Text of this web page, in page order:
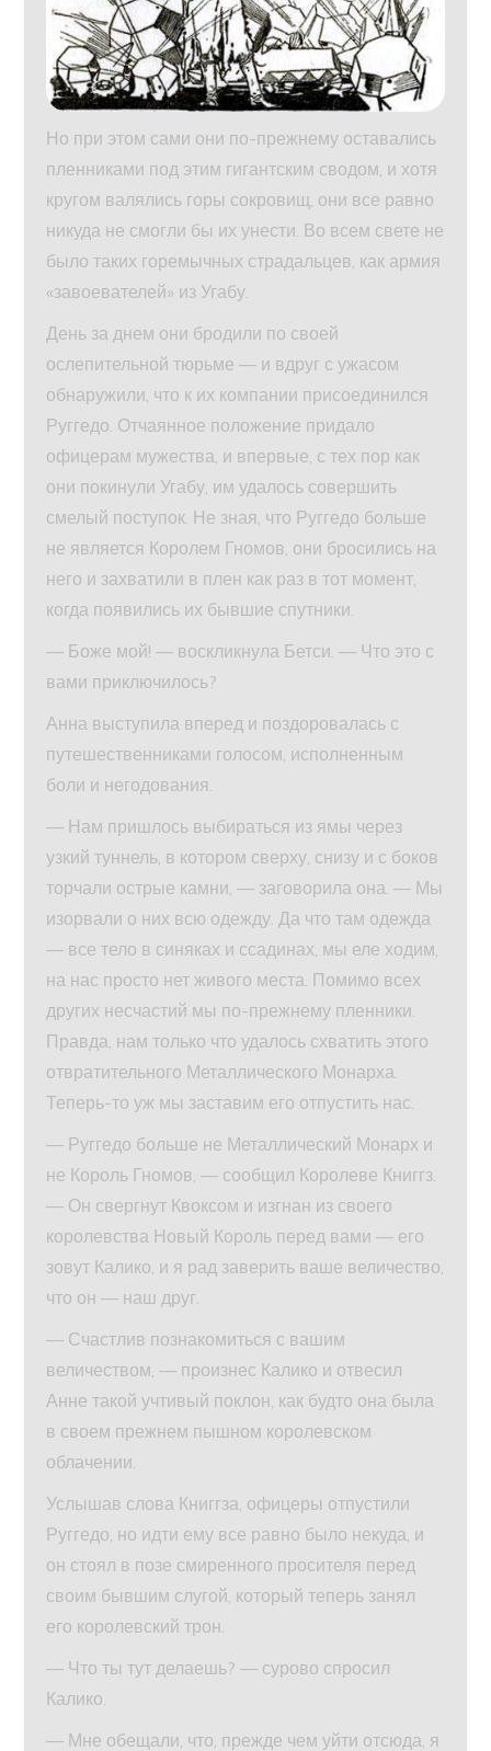
Но при этом сами они по-прежнему оставались
пленниками под этим гигантским сводом, и хотя
кругом валялись горы сокровищ, они все равно
никуда не смогли бы их унести. Во всем свете не
было таких горемычных страдальцев, как армия
«завоевателей» из Угабу.
День за днем они бродили по своей
ослепительной тюрьме — и вдруг с ужасом
обнаружили, что к их компании присоединился
Руггедо. Отчаянное положение придало
офицерам мужества, и впервые, с тех пор как
они покинули Угабу, им удалось совершить
смелый поступок. Не зная, что Руггедо больше
не является Королем Гномов, они бросились на
него и захватили в плен как раз в тот момент,
когда появились их бывшие спутники.
— Боже мой! — воскликнула Бетси. — Что это с
вами приключилось?
Анна выступила вперед и поздоровалась с
путешественниками голосом, исполненным
боли и негодования.
— Нам пришлось выбираться из ямы через
узкий туннель, в котором сверху, снизу и с боков
торчали острые камни, — заговорила она. — Мы
изорвали о них всю одежду. Да что там одежда
— все тело в синяках и ссадинах, мы еле ходим,
на нас просто нет живого места. Помимо всех
других несчастий мы по-прежнему пленники.
Правда, нам только что удалось схватить этого
отвратительного Металлического Монарха.
Теперь-то уж мы заставим его отпустить нас.
— Руггедо больше не Металлический Монарх и
не Король Гномов, — сообщил Королеве Книггз.
— Он свергнут Квоксом и изгнан из своего
королевства Новый Король перед вами — его
зовут Калико, и я рад заверить ваше величество,
что он — наш друг.
— Счастлив познакомиться с вашим
величеством, — произнес Калико и отвесил
Анне такой учтивый поклон, как будто она была
в своем прежнем пышном королевском
облачении.
Услышав слова Книггза, офицеры отпустили
Руггедо, но идти ему все равно было некуда, и
он стоял в позе смиренного просителя перед
своим бывшим слугой, который теперь занял
его королевский трон.
— Что ты тут делаешь? — сурово спросил
Калико.
— Мне обещали, что, прежде чем уйти отсюда, я